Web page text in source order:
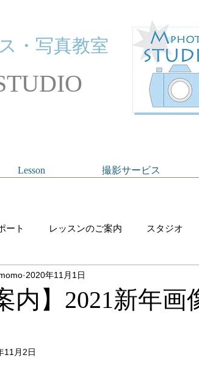
・ 写真教室
Lesson 撮影サービス
ート レッスンのご案内 スタジオ
出張撮影 Flower & Green
内】2021新年
2020年11月1日
11月2日